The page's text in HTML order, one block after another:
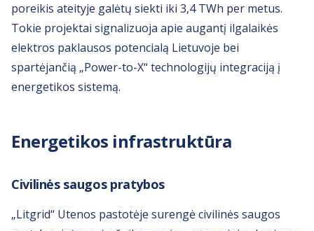
poreikis ateityje galėtų siekti iki 3,4 TWh per metus.
Tokie projektai signalizuoja apie augantį ilgalaikės
elektros paklausos potencialą Lietuvoje bei
spartėjančią „Power-to-X“ technologijų integraciją į
energetikos sistemą.
Energetikos infrastruktūra
Civilinės saugos pratybos
„Litgrid“ Utenos pastotėje surengė civilinės saugos